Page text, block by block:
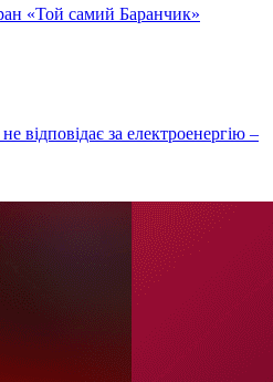
«Той самий Баранчик»
відповідає за електроенергію –